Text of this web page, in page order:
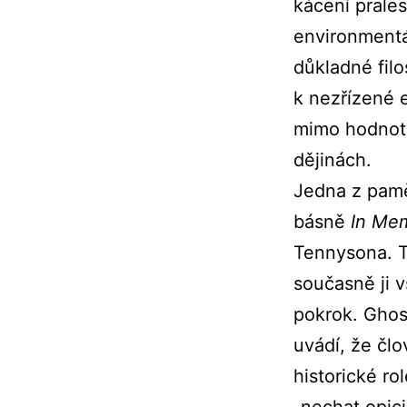
kácení
důkladné
k nezřízené
mimo
dějinách.
Jedna z
básně In
Tennysona.
současně ji
pokrok.
uvádí, že
historické